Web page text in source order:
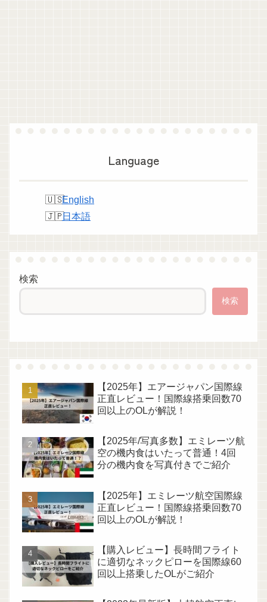
Language
English
日本語
検索
検索
【2025年】エアージャパン国際線
正直レビュー！国際線搭乗回数70
回以上のOLが解説！
【2025年/写真多数】エミレーツ航
空の機内食はいたって普通！4回
分の機内食を写真付きでご紹介
【2025年】エミレーツ航空国際線
正直レビュー！国際線搭乗回数70
回以上のOLが解説！
【購入レビュー】長時間フライト
に適切なネックピローを国際線60
回以上搭乗したOLがご紹介